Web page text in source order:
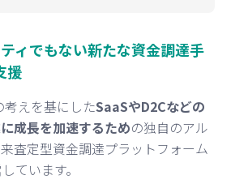
ィでもない新たな資金調達手
援
考えを基にしたSaaSやD2Cなどの
成長を加速するための独自のアル
査定型資金調達プラットフォーム
ています。